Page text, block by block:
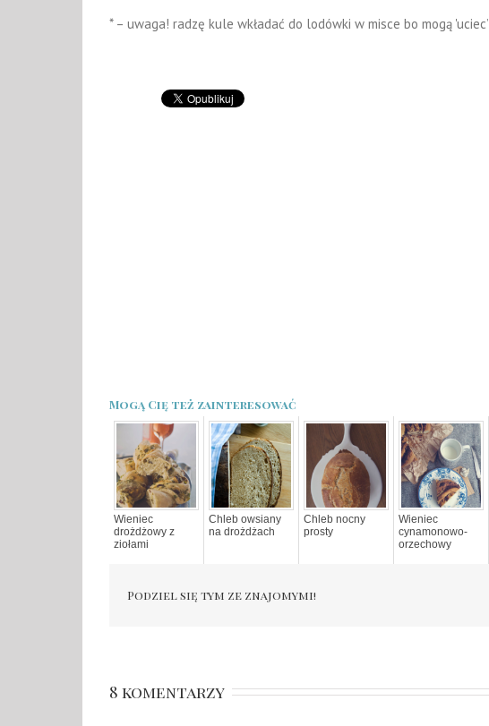
* – uwaga! radzę kule wkładać do lodówki w misce bo mogą 'uciec’
Mogą Cię też zainteresować
Wieniec
drożdżowy z
ziołami
Chleb owsiany
na drożdżach
Chleb nocny
prosty
Wieniec
cynamonowo-
orzechowy
Podziel się tym ze znajomymi!
8 komentarzy